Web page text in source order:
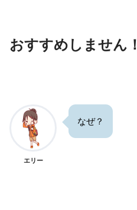
おすすめしません！
エリー
なぜ？